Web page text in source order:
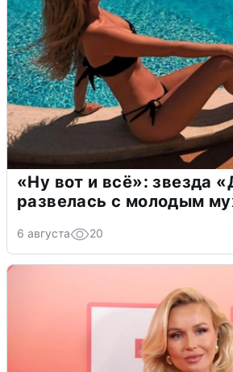
«Ну вот и всё»: звезда
развелась с молодым
6 августа 20